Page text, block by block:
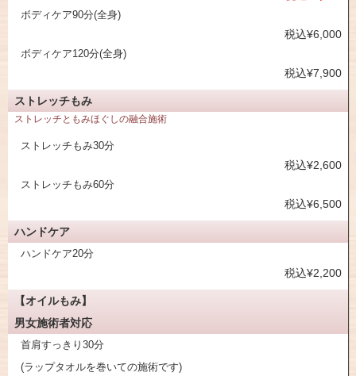
ボディケア90分(全身)
税込¥6,000
ボディケア120分(全身)
税込¥7,900
ストレッチもみ
ストレッチともみほぐしの融合施術
ストレッチもみ30分
税込¥2,600
ストレッチもみ60分
税込¥6,500
ハンドケア
ハンドケア20分
税込¥2,200
【オイルもみ】
男女施術者対応
首肩すっきり30分
(ラップタオルを巻いての施術です)